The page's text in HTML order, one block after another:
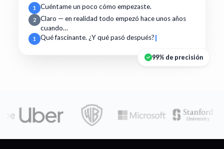
1 Cuéntame un poco cómo empezaste.
2
Claro — en realidad todo empezó hace unos años
cuando…
1 Qué fascinante. ¿Y qué pasó después?
99% de precisión